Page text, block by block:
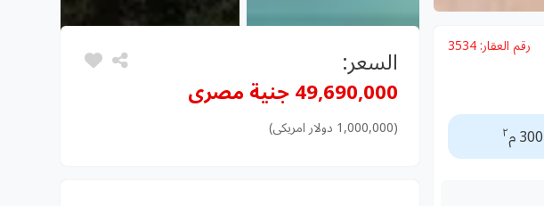
السعر:
49,690,000 جنية مصرى
(1,000,000 دولار امريكى)
رقم العقار:3534
300 م ٢